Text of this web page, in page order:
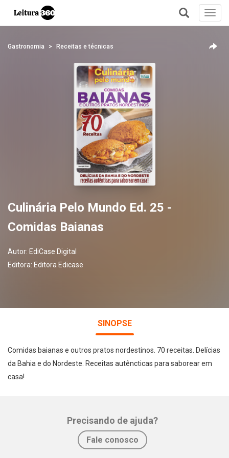
+
Gastronomia Receitas e técnicas
Culinária Pelo Mundo Ed. 25 -
Comidas Baianas
Autor: EdiCase Digital
Editora: Editora Edicase
SINOPSE
Comidas baianas e outros pratos nordestinos. 70 receitas. Delícias
da Bahia e do Nordeste. Receitas autêncticas para saborear em
casa!
Precisando de ajuda?
Fale conosco
Facebook Twitter